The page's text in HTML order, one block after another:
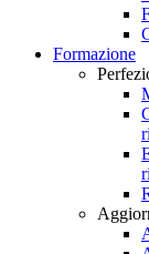
Formazione